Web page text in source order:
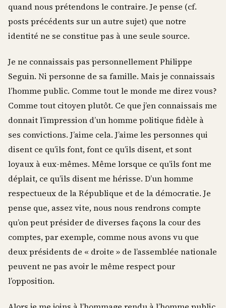
quand nous prétendons le contraire. Je pense (cf.
posts précédents sur un autre sujet) que notre
identité ne se constitue pas à une seule source.
Je ne connaissais pas personnellement Philippe
Seguin. Ni personne de sa famille. Mais je connaissais
l’homme public. Comme tout le monde me direz vous?
Comme tout citoyen plutôt. Ce que j’en connaissais me
donnait l’impression d’un homme politique fidèle à
ses convictions. J’aime cela. J’aime les personnes qui
disent ce qu’ils font, font ce qu’ils disent, et sont
loyaux à eux-mêmes. Même lorsque ce qu’ils font me
déplait, ce qu’ils disent me hérisse. D’un homme
respectueux de la République et de la démocratie. Je
pense que, assez vite, nous nous rendrons compte
qu’on peut présider de diverses façons la cour des
comptes, par exemple, comme nous avons vu que
deux présidents de « droite » de l’assemblée nationale
peuvent ne pas avoir le même respect pour
l’opposition.